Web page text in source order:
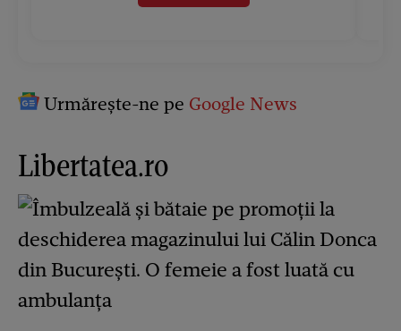
Urmărește-ne pe Google News
Libertatea.ro